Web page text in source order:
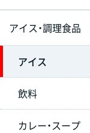
アイス・調理食品
アイス
飲料
カレー・スープ